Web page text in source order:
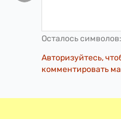
Осталось символов:
Авторизуйтесь,
комментировать